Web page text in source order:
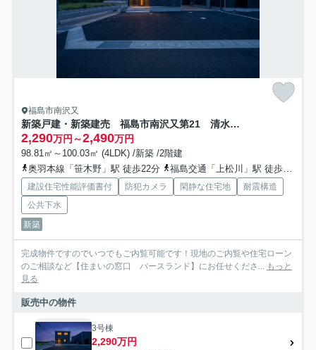
福島市南沢又
新築戸建・新築建売 福島市南沢又第21 清水小学校・清水中学校
2,290万円～2,490万円
98.81㎡～100.03㎡ (4LDK) /新築 /2階建
奥羽本線「笹木野」駅 徒歩22分
福島交通「上松川」駅 徒歩24分
建設住宅性能評価書付 防犯カメラ 閑静な住宅地
耐震構造
公共下水
新築
完成物件ですのでいつでもご内覧可能です！現地のご内覧や住宅ローン
のご相談など【住まいの窓口 バースランド】にお任せくださ... もっと
見る
販売中の物件
3号棟
2,290万円